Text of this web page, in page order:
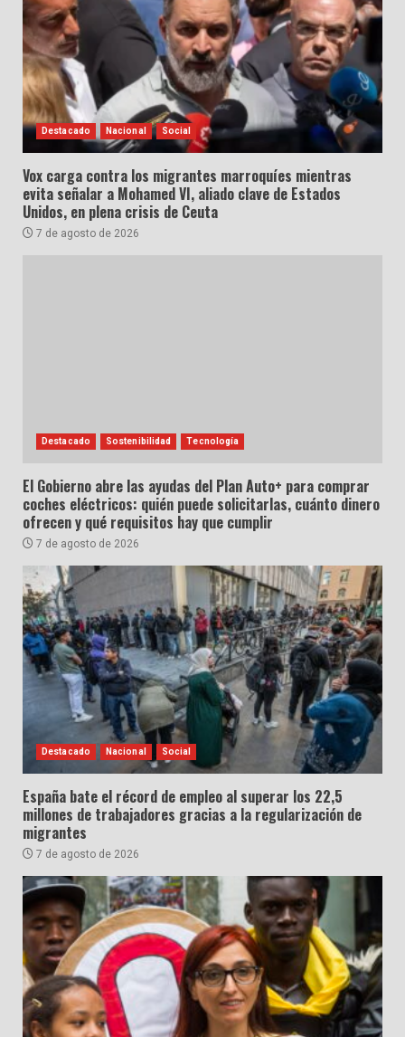
Destacado Nacional Social
Vox carga contra los migrantes marroquíes mientras
evita señalar a Mohamed VI, aliado clave de Estados
Unidos, en plena crisis de Ceuta
7 de agosto de 2026
Destacado Sostenibilidad Tecnología
El Gobierno abre las ayudas del Plan Auto+ para comprar
coches eléctricos: quién puede solicitarlas, cuánto dinero
ofrecen y qué requisitos hay que cumplir
7 de agosto de 2026
Destacado Nacional Social
España bate el récord de empleo al superar los 22,5
millones de trabajadores gracias a la regularización de
migrantes
7 de agosto de 2026